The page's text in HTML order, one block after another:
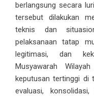
berlangsung secara
tersebut dilakukan
teknis dan
pelaksanaan tatap
legitimasi, dan
Musyawarah
keputusan tertinggi di
evaluasi,